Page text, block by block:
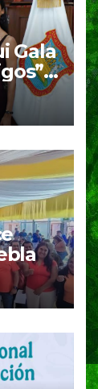
Gala
a la